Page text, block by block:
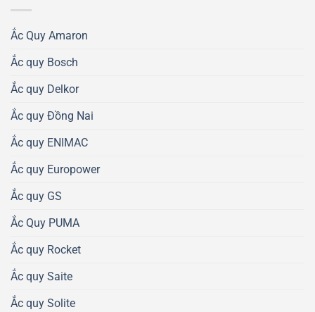
Ắc Quy Amaron
Ắc quy Bosch
Ắc quy Delkor
Ắc quy Đồng Nai
Ắc quy ENIMAC
Ắc quy Europower
Ắc quy GS
Ắc Quy PUMA
Ắc quy Rocket
Ắc quy Saite
Ắc quy Solite